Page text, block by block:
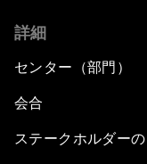
詳細
センター（部門）
会合
ステークホルダー